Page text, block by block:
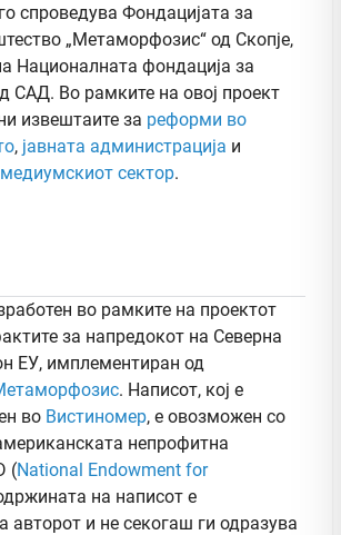
спроведува Фондацијата за
„Метаморфозис“ од Скопје,
Националната фондација за
САД. Во рамките на овој проект
извештаите за реформи во
, јавната администрација и
сектор.
во рамките на проектот
за напредокот на Северна
ЕУ, имплементиран од
. Написот, кој е
во Вистиномер, e овозможен со
непрофитна
(National Endowment for
на написот е
авторот и не секогаш ги одразува